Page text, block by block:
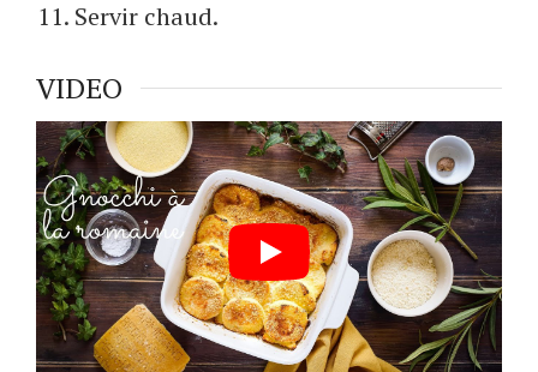
Servir chaud.
VIDEO